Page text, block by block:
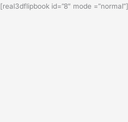
[real3dflipbook id=”8″ mode =”normal”]